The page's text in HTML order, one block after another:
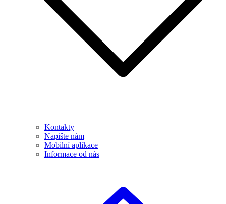
Kontakty
Napište nám
Mobilní aplikace
Informace od nás